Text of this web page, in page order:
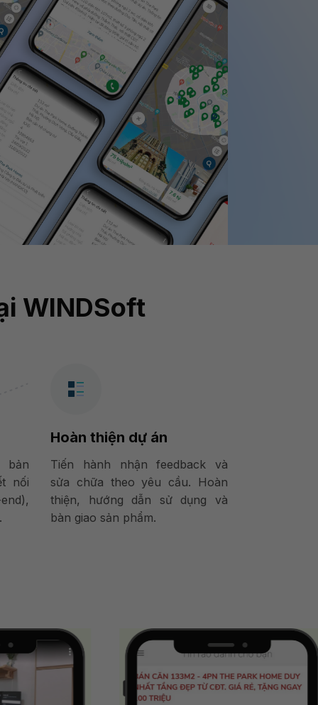
WINDSoft
bản
nối
Hoàn thiện dự án
Tiến hành nhận feedback và
sửa chữa theo yêu cầu. Hoàn
thiện, hướng dẫn sử dụng và
bàn giao sản phẩm.